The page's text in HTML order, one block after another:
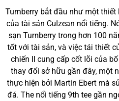
Turnberry bắt đầu như một thiết
của tài sản Culzean nổi tiếng.
sạn Turnberry trong hơn 100
tốt với tài sản, và việc tái thiết
chiến II cung cấp cốt lõi của
thay đổi sở hữu gần đây, một
thực hiện bởi Martin Ebert mà
đá. The nổi tiếng 9th tee gần